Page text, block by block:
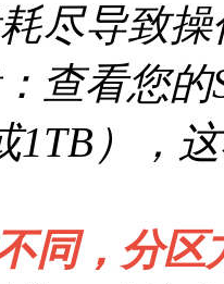
尽导致
查看您
1TB），
同，分